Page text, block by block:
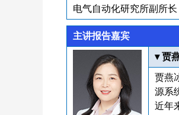
电气自动化研究所副所长
主讲报告嘉宾
▾ 贾
贾燕
源系
近年